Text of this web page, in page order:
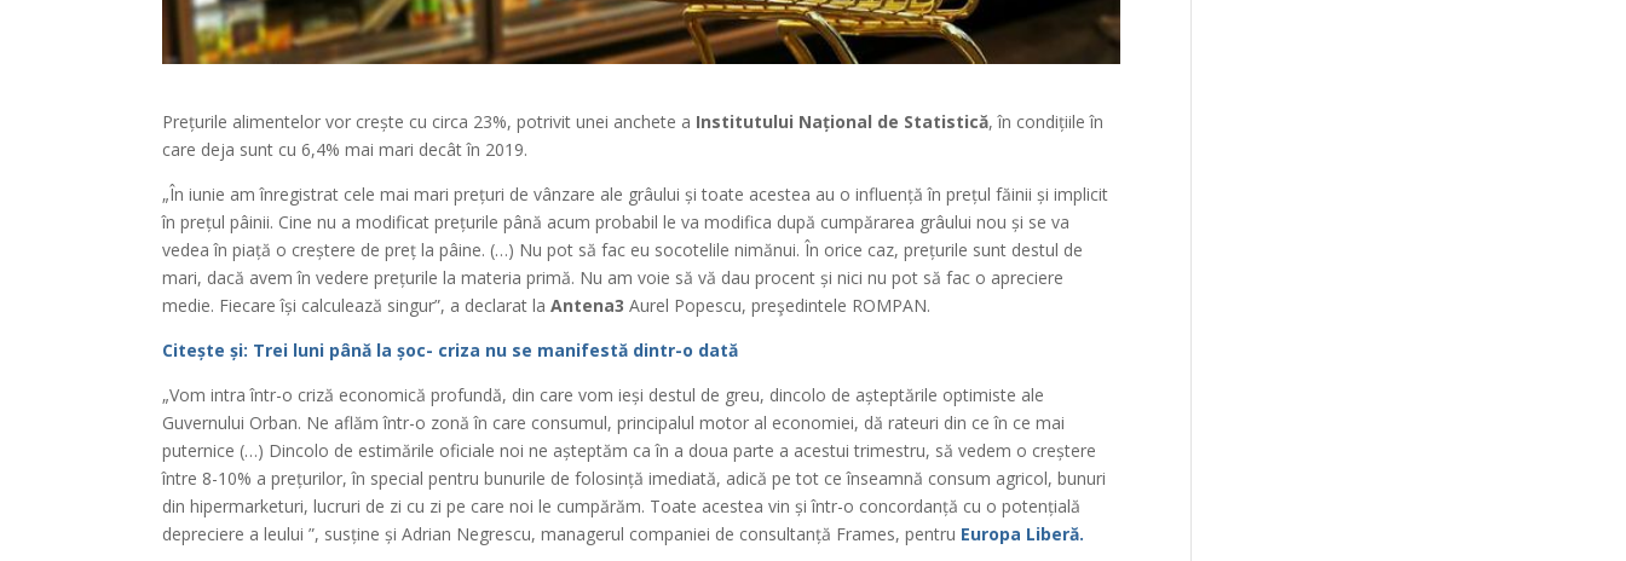
Prețurile alimentelor vor crește cu circa 23%, potrivit unei anchete a Institutului Național de Statistică, în condițiile în
care deja sunt cu 6,4% mai mari decât în 2019.
„În iunie am înregistrat cele mai mari prețuri de vânzare ale grâului și toate acestea au o influență în prețul făinii și implicit
în prețul pâinii. Cine nu a modificat prețurile până acum probabil le va modifica după cumpărarea grâului nou și se va
vedea în piață o creștere de preț la pâine. (…) Nu pot să fac eu socotelile nimănui. În orice caz, prețurile sunt destul de
mari, dacă avem în vedere prețurile la materia primă. Nu am voie să vă dau procent și nici nu pot să fac o apreciere
medie. Fiecare își calculează singur”, a declarat laAntena3 Aurel Popescu, preşedintele ROMPAN.
Citește și: Trei luni până la șoc- criza nu se manifestă dintr-o dată
„Vom intra într-o criză economică profundă, din care vom ieși destul de greu, dincolo de așteptările optimiste ale
Guvernului Orban. Ne aflăm într-o zonă în care consumul, principalul motor al economiei, dă rateuri din ce în ce mai
puternice (…) Dincolo de estimările oficiale noi ne așteptăm ca în a doua parte a acestui trimestru, să vedem o creștere
între 8-10% a prețurilor, în special pentru bunurile de folosință imediată, adică pe tot ce înseamnă consum agricol, bunuri
din hipermarketuri, lucruri de zi cu zi pe care noi le cumpărăm. Toate acestea vin și într-o concordanță cu o potențială
depreciere a leului ”, susține și Adrian Negrescu, managerul companiei de consultanță Frames, pentru Europa Liberă.